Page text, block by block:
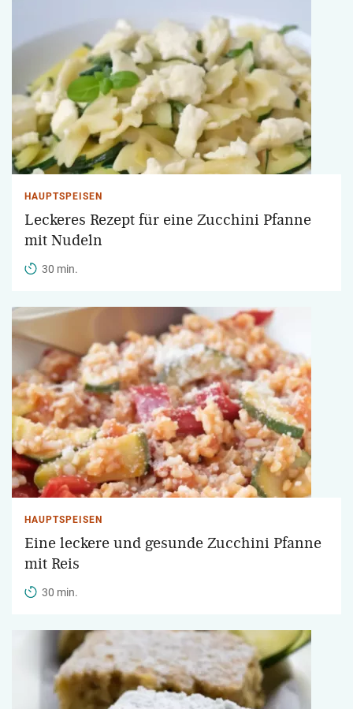
HAUPTSPEISEN
Leckeres Rezept für eine Zucchini Pfanne
mit Nudeln
30 min.
HAUPTSPEISEN
Eine leckere und gesunde Zucchini Pfanne
mit Reis
30 min.